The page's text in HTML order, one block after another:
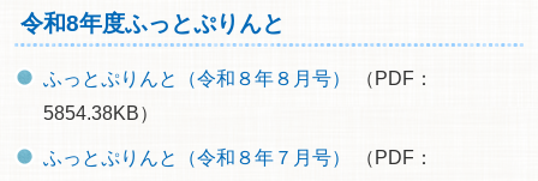
令和8年度ふっとぷりんと
ふっとぷりんと（令和８年８月号）
（PDF：
5854.38KB）
ふっとぷりんと（令和８年７月号）
（PDF：